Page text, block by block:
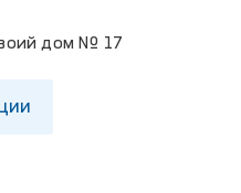
дом № 17